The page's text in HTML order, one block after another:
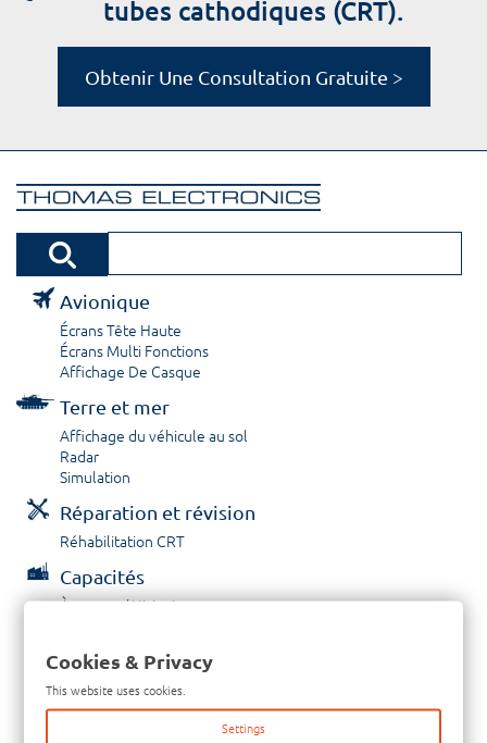
tubes cathodiques (CRT).
Obtenir Une Consultation Gratuite >
Avionique
Écrans Tête Haute
Écrans Multi Fonctions
Affichage De Casque
Terre et mer
Affichage du véhicule au sol
Radar
Simulation
Réparation et révision
Réhabilitation CRT
Capacités
À propos / Historique
Contactez nous
Tél: +33-380-600-290
Télécopieur: +33-380-600-294
Cookies & Privacy
This website uses cookies.
Settings